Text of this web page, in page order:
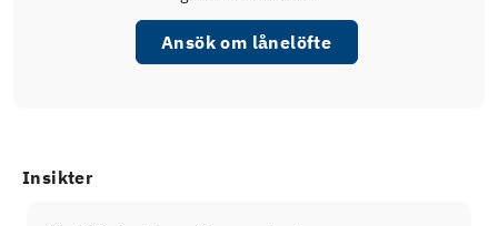
Ansök om lånelöfte
Insikter